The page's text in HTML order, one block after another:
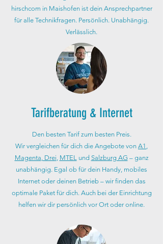
hirschcom in Maishofen ist dein Ansprechpartner
für alle Technikfragen. Persönlich. Unabhängig.
Verlässlich.
Tarifberatung & Internet
Den besten Tarif zum besten Preis.
Wir vergleichen für dich die Angebote von A1
Magenta Drei MTEL und Salzburg AG – ganz
unabhängig. Egal ob für dein Handy, mobiles
Internet oder deinen Betrieb – wir finden das
optimale Paket für dich. Auch bei der Einrichtung
helfen wir dir persönlich vor Ort oder online.